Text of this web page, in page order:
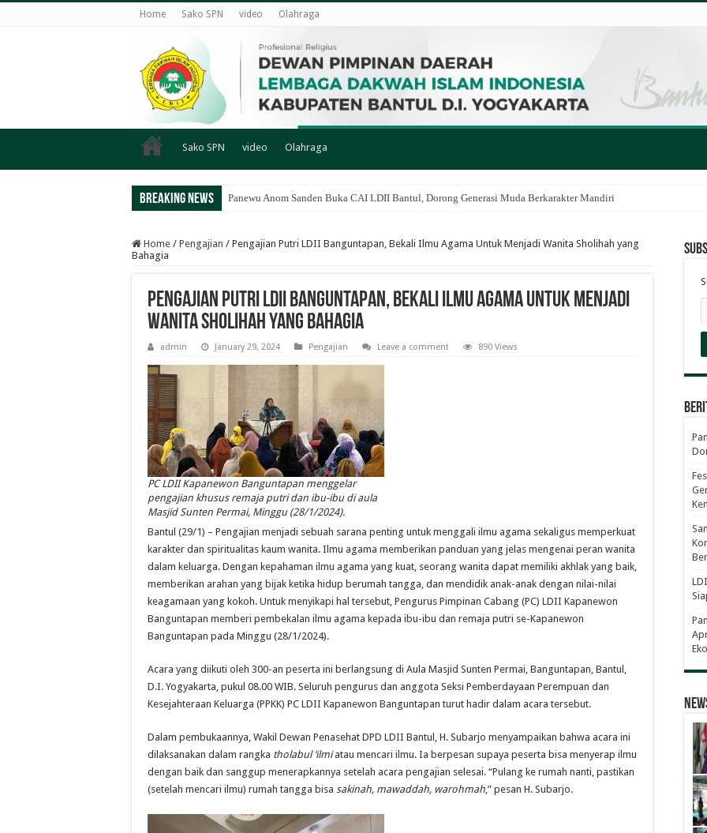
Home Sako SPN video Olahraga
Sako SPN video Olahraga
Breaking News Panewu Anom Sanden Buka CAI LDII Bantul, Dorong Generasi Muda Berkarakter Mandiri
Home / Pengajian / Pengajian Putri LDII Banguntapan, Bekali Ilmu Agama Untuk Menjadi Wanita Sholihah yang
Bahagia
Pengajian Putri LDII Banguntapan, Bekali Ilmu Agama Untuk Menjadi
Wanita Sholihah yang Bahagia
admin January 29, 2024 Pengajian Leave a comment 890 Views
PC LDII Kapanewon Banguntapan menggelar
pengajian khusus remaja putri dan ibu-ibu di aula
Masjid Sunten Permai, Minggu (28/1/2024).
Bantul (29/1) – Pengajian menjadi sebuah sarana penting untuk menggali ilmu agama sekaligus memperkuat
karakter dan spiritualitas kaum wanita. Ilmu agama memberikan panduan yang jelas mengenai peran wanita
dalam keluarga. Dengan kepahaman ilmu agama yang kuat, seorang wanita dapat memiliki akhlak yang baik,
memberikan arahan yang bijak ketika hidup berumah tangga, dan mendidik anak-anak dengan nilai-nilai
keagamaan yang kokoh. Untuk menyikapi hal tersebut, Pengurus Pimpinan Cabang (PC) LDII Kapanewon
Banguntapan memberi pembekalan ilmu agama kepada ibu-ibu dan remaja putri se-Kapanewon
Banguntapan pada Minggu (28/1/2024).
Acara yang diikuti oleh 300-an peserta ini berlangsung di Aula Masjid Sunten Permai, Banguntapan, Bantul,
D.I. Yogyakarta, pukul 08.00 WIB. Seluruh pengurus dan anggota Seksi Pemberdayaan Perempuan dan
Kesejahteraan Keluarga (PPKK) PC LDII Kapanewon Banguntapan turut hadir dalam acara tersebut.
Dalam pembukaannya, Wakil Dewan Penasehat DPD LDII Bantul, H. Subarjo menyampaikan bahwa acara ini
dilaksanakan dalam rangka tholabul ‘ilmiatau mencari ilmu. Ia berpesan supaya peserta bisa menyerap ilmu
dengan baik dan sanggup menerapkannya setelah acara pengajian selesai. “Pulang ke rumah nanti, pastikan
(setelah mencari ilmu) rumah tangga bisa sakinah, mawaddah, warohmah,” pesan H. Subarjo.